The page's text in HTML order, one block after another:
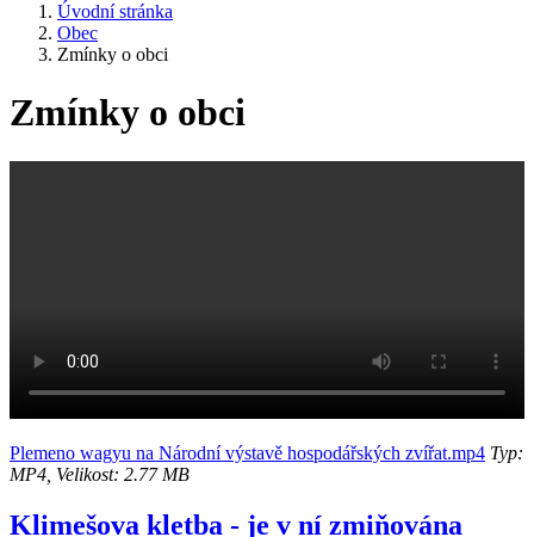
Úvodní stránka
Obec
Zmínky o obci
Zmínky o obci
Plemeno wagyu na Národní výstavě hospodářských zvířat.mp4 Typ:
MP4, Velikost: 2.77 MB
Klimešova kletba - je v ní zmiňována